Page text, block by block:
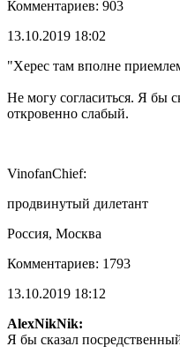
Комментариев: 903
13.10.2019 18:02
"Херес там вполне
Не могу согласиться. Я бы
откровенно слабый.
VinofanChief:
продвинутый дилетант
Россия, Москва
Комментариев: 1793
13.10.2019 18:12
AlexNikNik:
Я бы сказал